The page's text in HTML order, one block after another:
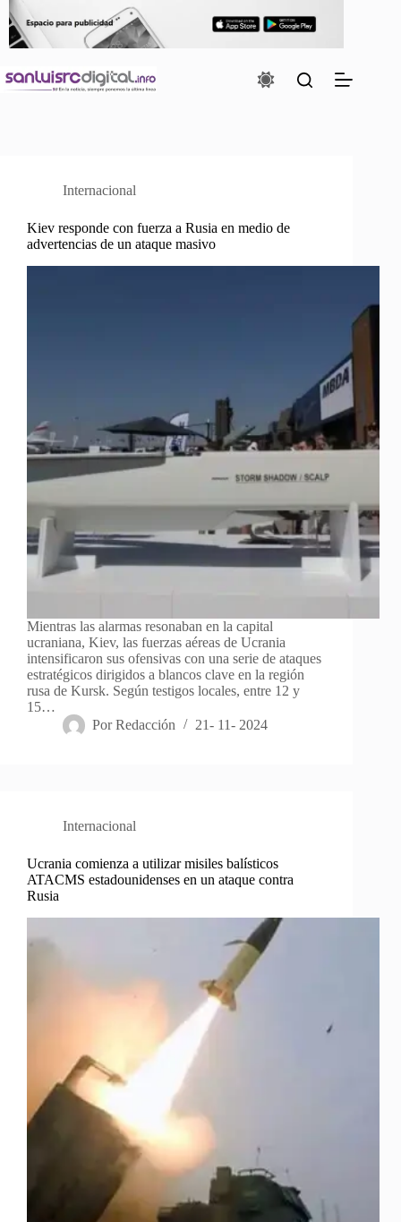
contenido
Internacional
Kiev responde con fuerza a Rusia en medio de
advertencias de un ataque masivo
Mientras las alarmas resonaban en la capital
ucraniana, Kiev, las fuerzas aéreas de Ucrania
intensificaron sus ofensivas con una serie de ataques
estratégicos dirigidos a blancos clave en la región
rusa de Kursk. Según testigos locales, entre 12 y
15…
Por Redacción 21- 11- 2024
Internacional
Ucrania comienza a utilizar misiles balísticos
ATACMS estadounidenses en un ataque contra
Rusia